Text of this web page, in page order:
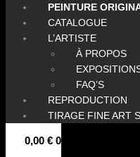
PEINTURE
CATALOGUE
L’ARTISTE
À PROPOS
FAQ’S
REPRODUCTION
TIRAGE FINE ART
0,00 € 0